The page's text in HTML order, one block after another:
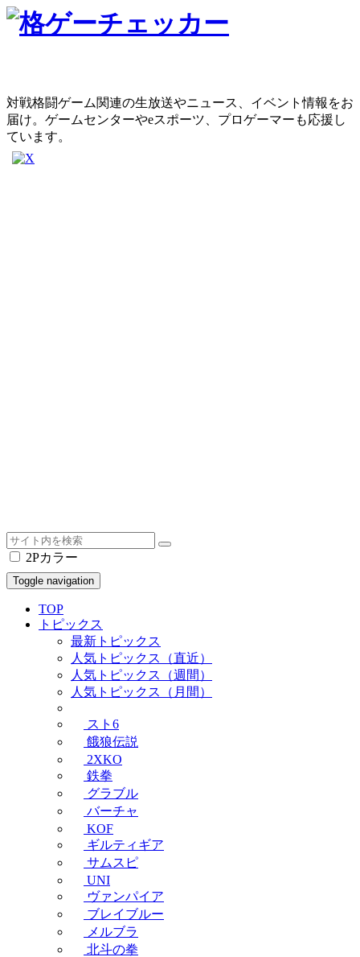
対戦格闘ゲーム関連の生放送やニュース、イベント情報をお
届け。ゲームセンターやeスポーツ、プロゲーマーも応援し
ています。
2Pカラー
Toggle navigation
TOP
トピックス
最新トピックス
人気トピックス（直近）
人気トピックス（週間）
人気トピックス（月間）
スト6
餓狼伝説
2XKO
鉄拳
グラブル
バーチャ
KOF
ギルティギア
サムスピ
UNI
ヴァンパイア
ブレイブルー
メルブラ
北斗の拳